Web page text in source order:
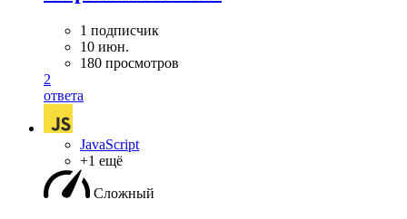
1 подписчик
10 июн.
180 просмотров
2
ответа
JavaScript
+1 ещё
Сложный